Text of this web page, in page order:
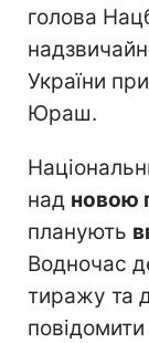
голова
України
Юраш.
над новою
планують
Водночас
тиражу та
повідомити